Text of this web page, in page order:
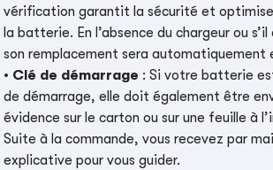
vérification garantit la sécurité et
la batterie. En l’absence du chargeur ou
son remplacement sera automatiquement
• Clé de démarrage : Si votre batterie
de démarrage, elle doit également être
évidence sur le carton ou sur une feuille à
Suite à la commande, vous recevez par
explicative pour vous guider.